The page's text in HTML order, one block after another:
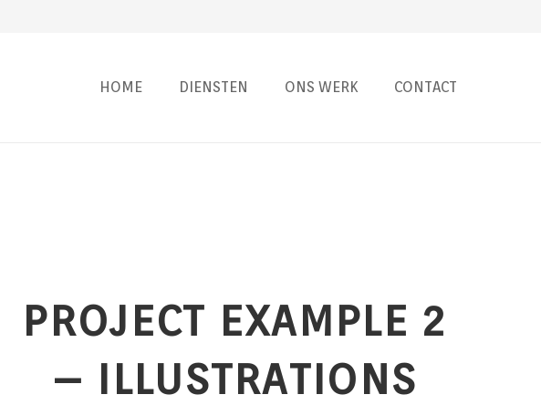
HOME DIENSTEN ONS WERK CONTACT
PROJECT EXAMPLE 2
– ILLUSTRATIONS